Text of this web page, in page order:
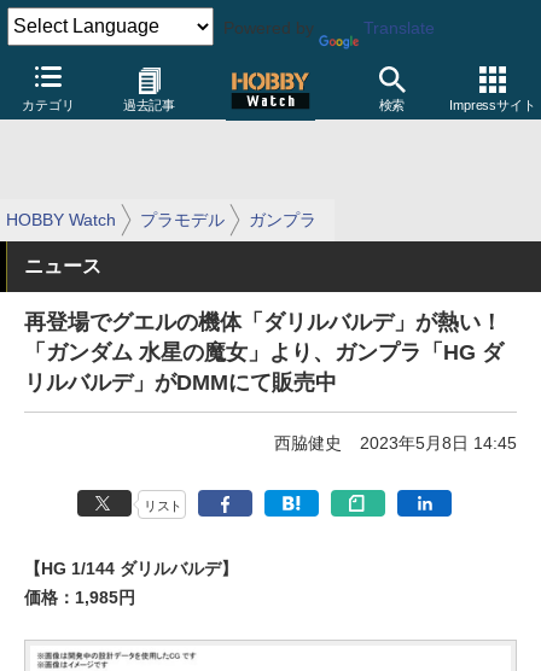
Powered by Translate
カテゴリ 過去記事 検索 Impressサイト
HOBBY Watch プラモデル ガンプラ
ニュース
再登場でグエルの機体「ダリルバルデ」が熱い！
「ガンダム 水星の魔女」より、ガンプラ「HG ダ
リルバルデ」がDMMにて販売中
西脇健史 2023年5月8日 14:45
リスト
【HG 1/144 ダリルバルデ】
価格：1,985円